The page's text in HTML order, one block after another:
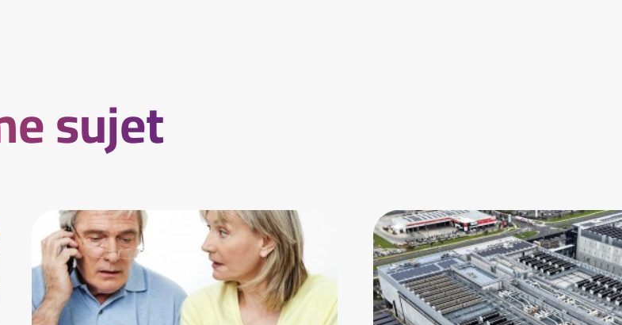
sujet